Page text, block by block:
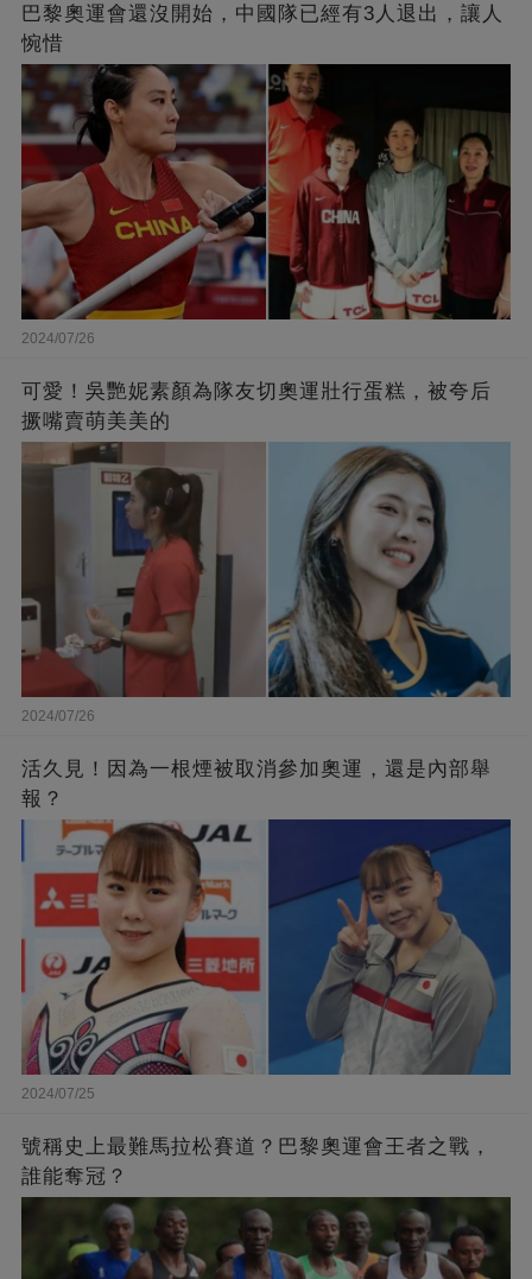
巴黎奧運會還沒開始，中國隊已經有3人退出，讓人
惋惜
2024/07/26
可愛！吳艷妮素顏為隊友切奧運壯行蛋糕，被夸后
撅嘴賣萌美美的
2024/07/26
活久見！因為一根煙被取消參加奧運，還是內部舉
報？
2024/07/25
號稱史上最難馬拉松賽道？巴黎奧運會王者之戰，
誰能奪冠？